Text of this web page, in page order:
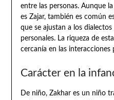
entre las personas. Aunque
es Zajar, también es común
que se ajustan a los
personales. La riqueza de
cercanía en las interacciones
Carácter en la
De niño, Zakhar es un niño